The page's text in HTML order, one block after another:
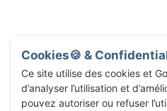
Cookies🍪 &
Ce site utilise des cookies et
d’analyser l’utilisation et
pouvez autoriser ou refuser